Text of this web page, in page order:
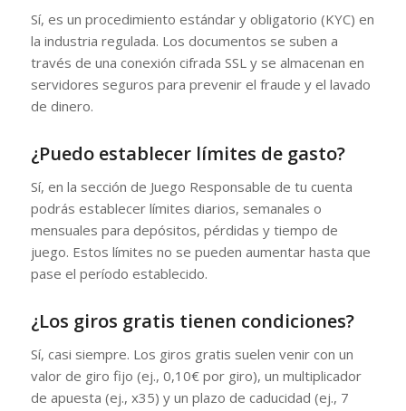
Sí, es un procedimiento estándar y obligatorio (KYC) en
la industria regulada. Los documentos se suben a
través de una conexión cifrada SSL y se almacenan en
servidores seguros para prevenir el fraude y el lavado
de dinero.
¿Puedo establecer límites de gasto?
Sí, en la sección de Juego Responsable de tu cuenta
podrás establecer límites diarios, semanales o
mensuales para depósitos, pérdidas y tiempo de
juego. Estos límites no se pueden aumentar hasta que
pase el período establecido.
¿Los giros gratis tienen condiciones?
Sí, casi siempre. Los giros gratis suelen venir con un
valor de giro fijo (ej., 0,10€ por giro), un multiplicador
de apuesta (ej., x35) y un plazo de caducidad (ej., 7